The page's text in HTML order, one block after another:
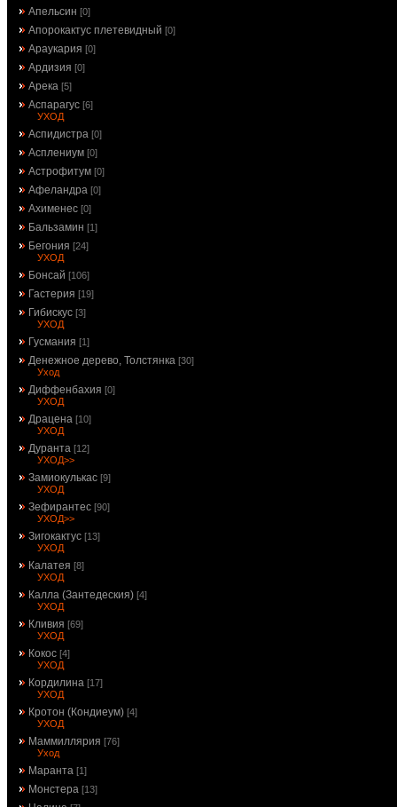
Апельсин [0]
Апорокактус плетевидный [0]
Араукария [0]
Ардизия [0]
Арека [5]
Аспарагус [6]
УХОД
Аспидистра [0]
Асплениум [0]
Астрофитум [0]
Афеландра [0]
Ахименес [0]
Бальзамин [1]
Бегония [24]
УХОД
Бонсай [106]
Гастерия [19]
Гибискус [3]
УХОД
Гусмания [1]
Денежное дерево, Толстянка [30]
Уход
Диффенбахия [0]
УХОД
Драцена [10]
УХОД
Дуранта [12]
УХОД>>
Замиокулькас [9]
УХОД
Зефирантес [90]
УХОД>>
Зигокактус [13]
УХОД
Калатея [8]
УХОД
Калла (Зантедеския) [4]
УХОД
Кливия [69]
УХОД
Кокос [4]
УХОД
Кордилина [17]
УХОД
Кротон (Кондиеум) [4]
УХОД
Маммиллярия [76]
Уход
Маранта [1]
Монстера [13]